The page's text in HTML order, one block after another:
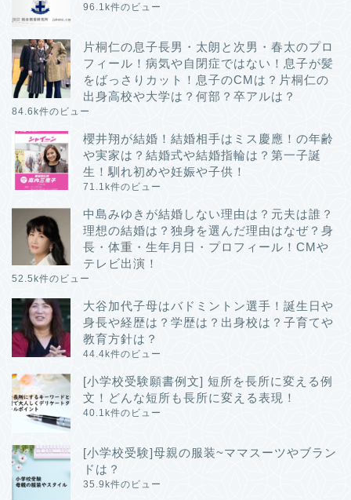
96.1k件のビュー
片桐仁の息子長男・太朗と次男・春太のプロ
フィール！病気や自閉症ではない！息子が髪
をばっさりカット！息子のCMは？片桐仁の
出身高校や大学は？何部？卒アルは？
84.6k件のビュー
櫻井翔が結婚！結婚相手はミス慶應！の年齢
や実家は？結婚式や結婚指輪は？第一子誕
生！馴れ初めや妊娠や子供！
71.1k件のビュー
中島みゆきが結婚しない理由は？元夫は誰？
理想の結婚は？独身を選んだ理由はなぜ？身
長・体重・生年月日・プロフィール！CMや
テレビ出演！
52.5k件のビュー
大谷加代子母はバドミントン選手！誕生日や
身長や経歴は？学歴は？出身校は？子育てや
教育方針は？
44.4k件のビュー
[小学校受験願書例文] 短所を長所に変える例
文！どんな短所も長所に変える表現！
40.1k件のビュー
[小学校受験]母親の服装~ママスーツやブラン
ドは？
35.9k件のビュー